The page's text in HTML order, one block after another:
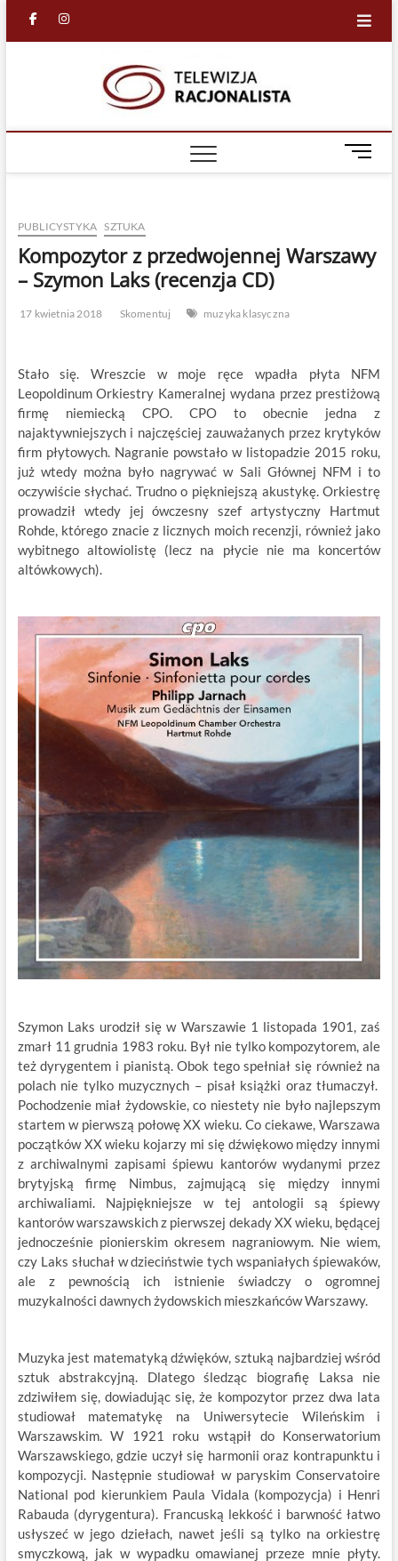
facebook
in
M
e
u
t
PUBLICYSTYKA SZTUKA
Kompozytor z przedwojennej Warszawy
– Szymon Laks (recenzja CD)
17 kwietnia 2018 Skomentuj muzyka klasyczna
Stało się. Wreszcie w moje ręce wpadła płyta NFM
Leopoldinum Orkiestry Kameralnej wydana przez prestiżową
firmę niemiecką CPO. CPO to obecnie jedna z
najaktywniejszych i najczęściej zauważanych przez krytyków
firm płytowych. Nagranie powstało w listopadzie 2015 roku,
już wtedy można było nagrywać w Sali Głównej NFM i to
oczywiście słychać. Trudno o piękniejszą akustykę. Orkiestrę
prowadził wtedy jej ówczesny szef artystyczny Hartmut
Rohde, którego znacie z licznych moich recenzji, również jako
wybitnego altowiolistę (lecz na płycie nie ma koncertów
altówkowych).
Szymon Laks urodził się w Warszawie 1 listopada 1901, zaś
zmarł 11 grudnia 1983 roku. Był nie tylko kompozytorem, ale
też dyrygentem i pianistą. Obok tego spełniał się również na
polach nie tylko muzycznych – pisał książki oraz tłumaczył.
Pochodzenie miał żydowskie, co niestety nie było najlepszym
startem w pierwszą połowę XX wieku. Co ciekawe, Warszawa
początków XX wieku kojarzy mi się dźwiękowo między innymi
z archiwalnymi zapisami śpiewu kantorów wydanymi przez
brytyjską firmę Nimbus, zajmującą się między innymi
archiwaliami. Najpiękniejsze w tej antologii są śpiewy
kantorów warszawskich z pierwszej dekady XX wieku, będącej
jednocześnie pionierskim okresem nagraniowym. Nie wiem,
czy Laks słuchał w dzieciństwie tych wspaniałych śpiewaków,
ale z pewnością ich istnienie świadczy o ogromnej
muzykalności dawnych żydowskich mieszkańców Warszawy.
Muzyka jest matematyką dźwięków, sztuką najbardziej wśród
sztuk abstrakcyjną. Dlatego śledząc biografię Laksa nie
zdziwiłem się, dowiadując się, że kompozytor przez dwa lata
studiował matematykę na Uniwersytecie Wileńskim i
Warszawskim. W 1921 roku wstąpił do Konserwatorium
Warszawskiego, gdzie uczył się harmonii oraz kontrapunktu i
kompozycji. Następnie studiował w paryskim Conservatoire
National pod kierunkiem Paula Vidalа (kompozycja) i Henri
Rabauda (dyrygentura). Francuską lekkość i barwność łatwo
usłyszeć w jego dziełach, nawet jeśli są tylko na orkiestrę
smyczkową, jak w wypadku omawianej przeze mnie płyty.